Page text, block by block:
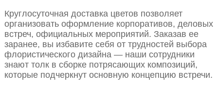
Круглосуточная доставка цветов позволяет
организовать оформление корпоративов, деловых
встреч, официальных мероприятий. Заказав ее
заранее, вы избавите себя от трудностей выбора
флористического дизайна — наши сотрудники
знают толк в сборке потрясающих композиций,
которые подчеркнут основную концепцию встречи.